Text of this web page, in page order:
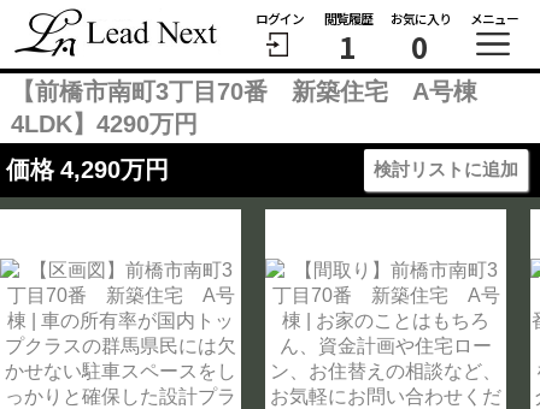
ログイン 閲覧履歴
1
お気に入り
0
メニュー
【前橋市南町3丁目70番 新築住宅 A号棟
4LDK】4290万円
価格 4,290万円 検討リストに追加